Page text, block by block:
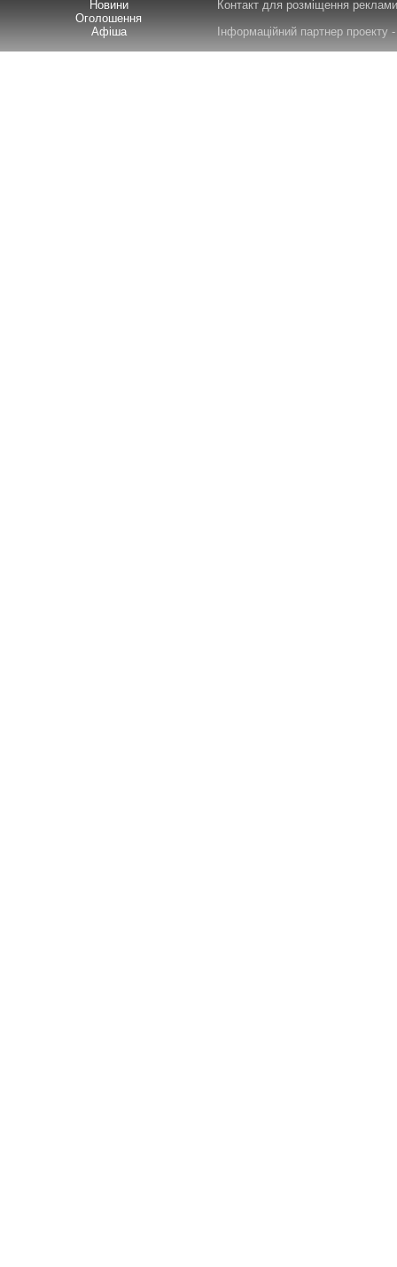
Новини
Оголошення
Афіша
Контакт для розміщення
Інформаційний партнер проекту